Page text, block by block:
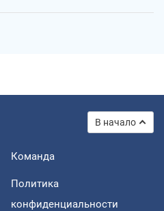
В начало
Команда
Политика
конфиденциальности